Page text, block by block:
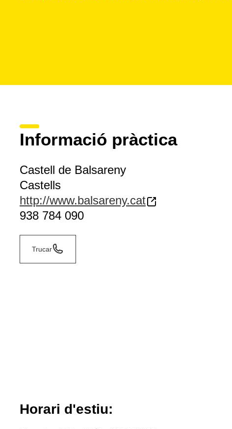
Informació pràctica
Castell de Balsareny
Castells
http://www.balsareny.cat
938 784 090
Trucar
Horari d'estiu: